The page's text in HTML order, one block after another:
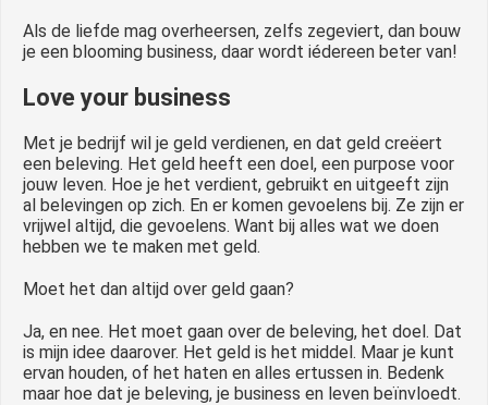
Als de liefde mag overheersen, zelfs zegeviert, dan bouw
je een blooming business, daar wordt iédereen beter van!
Love your business
Met je bedrijf wil je geld verdienen, en dat geld creëert
een beleving. Het geld heeft een doel, een purpose voor
jouw leven. Hoe je het verdient, gebruikt en uitgeeft zijn
al belevingen op zich. En er komen gevoelens bij. Ze zijn er
vrijwel altijd, die gevoelens. Want bij alles wat we doen
hebben we te maken met geld.
Moet het dan altijd over geld gaan?
Ja, en nee. Het moet gaan over de beleving, het doel. Dat
is mijn idee daarover. Het geld is het middel. Maar je kunt
ervan houden, of het haten en alles ertussen in. Bedenk
maar hoe dat je beleving, je business en leven beïnvloedt.